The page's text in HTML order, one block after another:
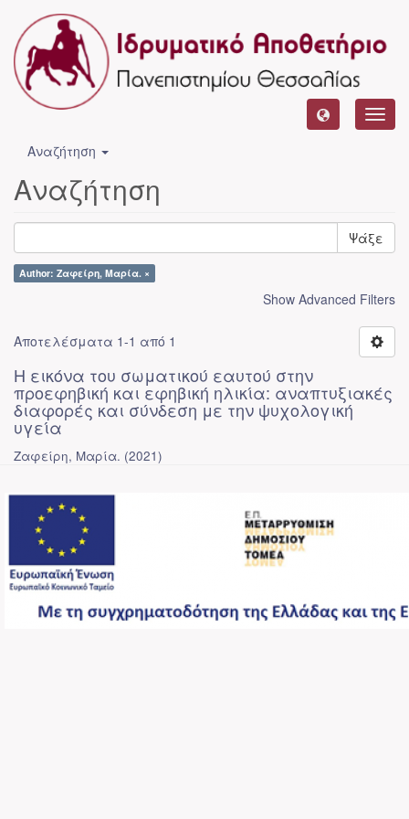
Αναζήτηση
Αναζήτηση
Ψάξε
Author: Ζαφείρη, Μαρία. ×
Show Advanced Filters
Αποτελέσματα 1-1 από 1
Η εικόνα του σωματικού εαυτού στην
προεφηβική και εφηβική ηλικία: αναπτυξιακές
διαφορές και σύνδεση με την ψυχολογική
υγεία
Ζαφείρη, Μαρία. (2021)